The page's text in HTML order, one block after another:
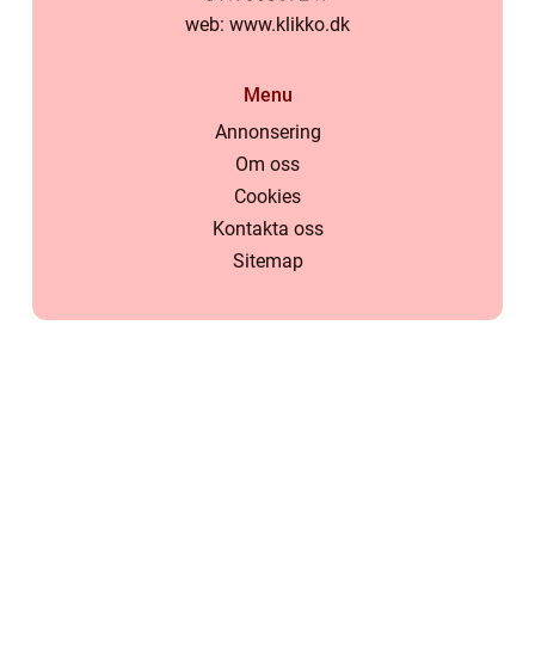
web: www.klikko.dk
Menu
Annonsering
Om oss
Cookies
Kontakta oss
Sitemap